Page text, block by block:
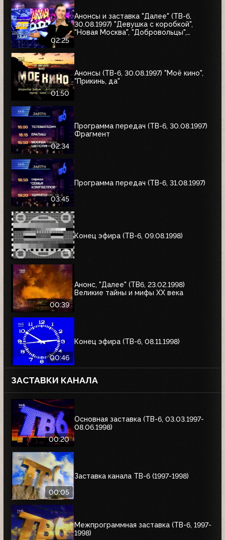
02:25
Анонсы и заставка "Далее" (ТВ-6,
30.08.1997) "Девушка с коробкой",
"Новая Москва", "Добровольцы",
01:50
Анонсы (ТВ-6, 30.08.1997) "Моё кино",
"Прикинь, да"
02:34
Программа передач (ТВ-6, 30.08.1997)
Фрагмент
03:45
Программа передач (ТВ-6, 31.08.1997)
Конец эфира (ТВ-6, 09.08.1998)
00:39
Анонс, "Далее" (ТВ6, 23.02.1998)
Великие тайны и мифы XX века
00:46
Конец эфира (ТВ-6, 08.11.1998)
ЗАСТАВКИ КАНАЛА
00:20
Основная заставка (ТВ-6, 03.03.1997-
08.06.1998)
00:05
Заставка канала ТВ-6 (1997-1998)
Межпрограммная заставка (ТВ-6, 1997-
1998)